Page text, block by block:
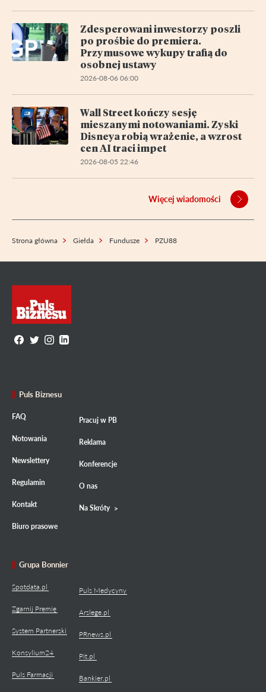
Zdesperowani inwestorzy poszli
po prośbie do premiera.
Przymusowe wykupy trafią do
osobnej ustawy
2026-08-06 06:00
Wall Street kończy sesję
mieszanymi notowaniami. Zyski
Disneya robią wrażenie, a wzrost
cen AI traci impet
2026-08-05 22:46
Więcej wiadomości
Strona główna Giełda Fundusze PZU88
Puls Biznesu
FAQ
Notowania
Newslettery
Regulamin
Kontakt
Biuro prasowe
Pracuj w PB
Reklama
Konferencje
O nas
Na Skróty
Grupa Bonnier
Spotdata.pl
Zgarnij Premię
System Partnerski
Konsylium24
Puls Farmacji
Puls Medycyny
Arslege.pl
PRnews.pl
Pit.pl
Bankier.pl